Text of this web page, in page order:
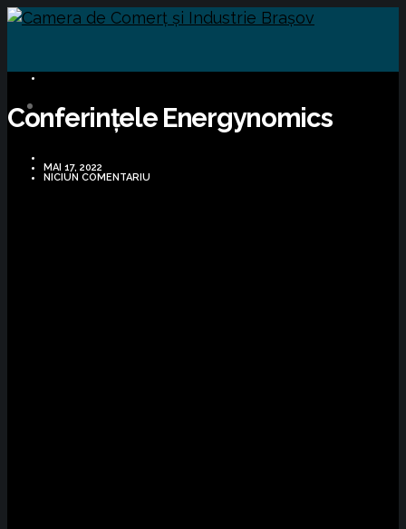
Conferințele Energynomics
MAI 17, 2022
NICIUN COMENTARIU